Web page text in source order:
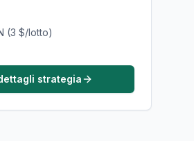
(3 $/lotto)
strategia